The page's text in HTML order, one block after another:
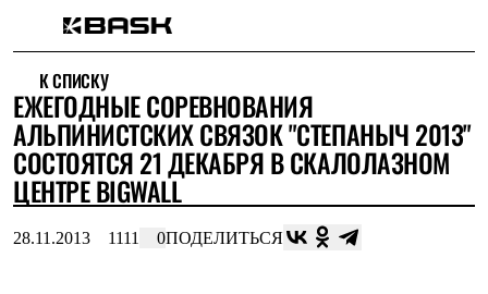
Интернет-магазин
Мужская одежда
Утепленная пухом
Куртки
Брюки
Жилеты
Комбинезоны
Куртки
К СПИСКУ
ЕЖЕГОДНЫЕ СОРЕВНОВАНИЯ
АЛЬПИНИСТСКИХ СВЯЗОК "СТЕПАНЫЧ 2013"
СОСТОЯТСЯ 21 ДЕКАБРЯ В СКАЛОЛАЗНОМ
ЦЕНТРЕ BIGWALL
28.11.2013 1111 0ПОДЕЛИТЬСЯ